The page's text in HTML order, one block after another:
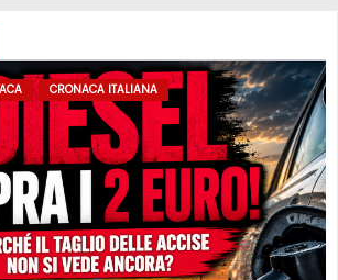
CRONACA ITALIANA